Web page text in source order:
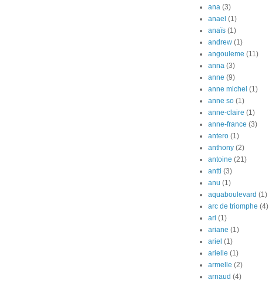
ana (3)
anael (1)
anaïs (1)
andrew (1)
angouleme (11)
anna (3)
anne (9)
anne michel (1)
anne so (1)
anne-claire (1)
anne-france (3)
antero (1)
anthony (2)
antoine (21)
antti (3)
anu (1)
aquaboulevard (1)
arc de triomphe (4)
ari (1)
ariane (1)
ariel (1)
arielle (1)
armelle (2)
arnaud (4)